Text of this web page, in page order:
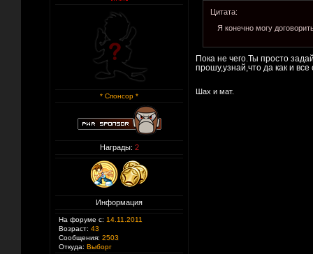
* Спонсор *
Награды: 2
Информация
На форуме с: 14.11.2011
Возраст: 43
Сообщения: 2503
Откуда: Выборг
Цитата:
Я конечно могу
Пока не чего.Ты просто
прошу,узнай,что да как и
Шах и мат.